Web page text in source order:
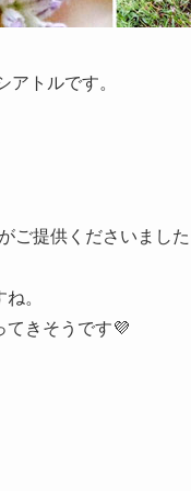
トルです。
ご提供くださいまし
。
てきそうです💜